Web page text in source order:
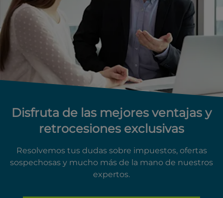
Disfruta de las mejores ventajas y
retrocesiones exclusivas
Resolvemos tus dudas sobre impuestos, ofertas
sospechosas y mucho más de la mano de nuestros
expertos.